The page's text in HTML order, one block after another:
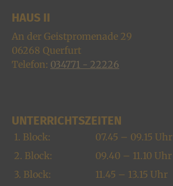
HAUS II
An der Geistpromenade 29
06268 Querfurt
Telefon: 034771 - 22226
UNTERRICHTSZEITEN
1. Block:
07.45 – 09.15 Uhr
2. Block:
09.40 – 11.10 Uhr
3. Block:
11.45 – 13.15 Uhr